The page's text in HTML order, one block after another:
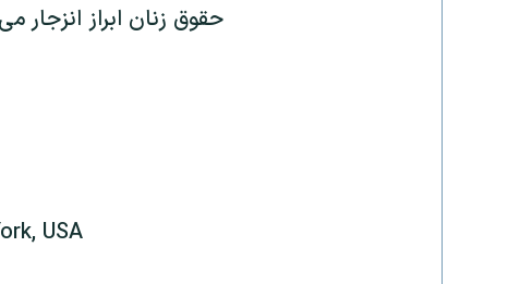
حقوق زنان ابراز انزجار
USA